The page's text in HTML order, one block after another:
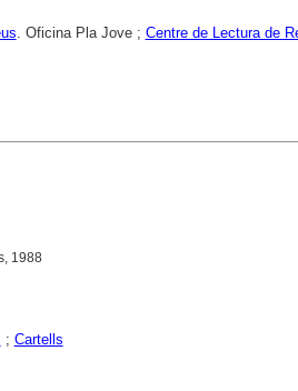
. Oficina Pla Jove ; Centre de Lectura de
1988
; Cartells